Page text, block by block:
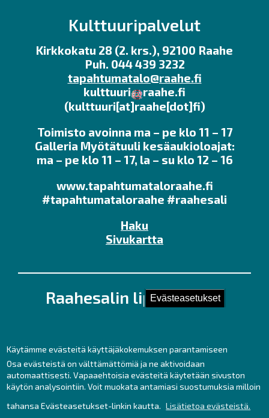
Evästeasetukset
Käytämme evästeitä käyttäjäkokemuksen parantamiseen
Osa evästeistä on välttämättömiä ja ne aktivoidaan
automaattisesti. Vapaaehtoisia evästeitä käytetään sivuston
käytön analysointiin. Voit muokata antamiasi suostumuksia milloin
tahansa Evästeasetukset-linkin kautta. Lisätietoa evästeistä.
Kulttuuripalvelut
Kirkkokatu 28 (2. krs.), 92100 Raahe
Puh. 044 439 3232
tapahtumatalo@raahe.fi
kulttuuri
raahe.fi
(kulttuuri[at]raahe[dot]fi)
Toimisto avoinna ma – pe klo 11 – 17
Galleria Myötätuuli kesäaukioloajat:
ma – pe klo 11 – 17, la – su klo 12 – 16
www.tapahtumataloraahe.fi
#tapahtumataloraahe #raahesali
Haku
Sivukartta
Raahesalin lipunmyynti
Puh. 044 439 3237
Kesäaukioloajat ma – pe klo 11 – 17
sekä tunti ennen tilaisuuksia.
lipunmyynti
raahe.fi